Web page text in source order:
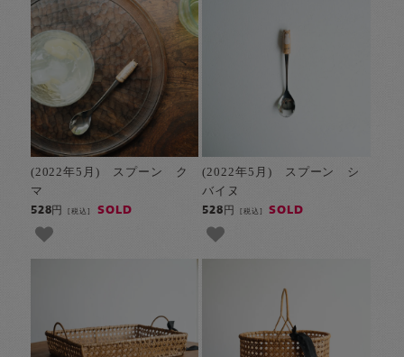
(2022年5月) スプーン ク
マ
528円[税込] SOLD
(2022年5月) スプーン シ
バイヌ
528円 [税込] SOLD